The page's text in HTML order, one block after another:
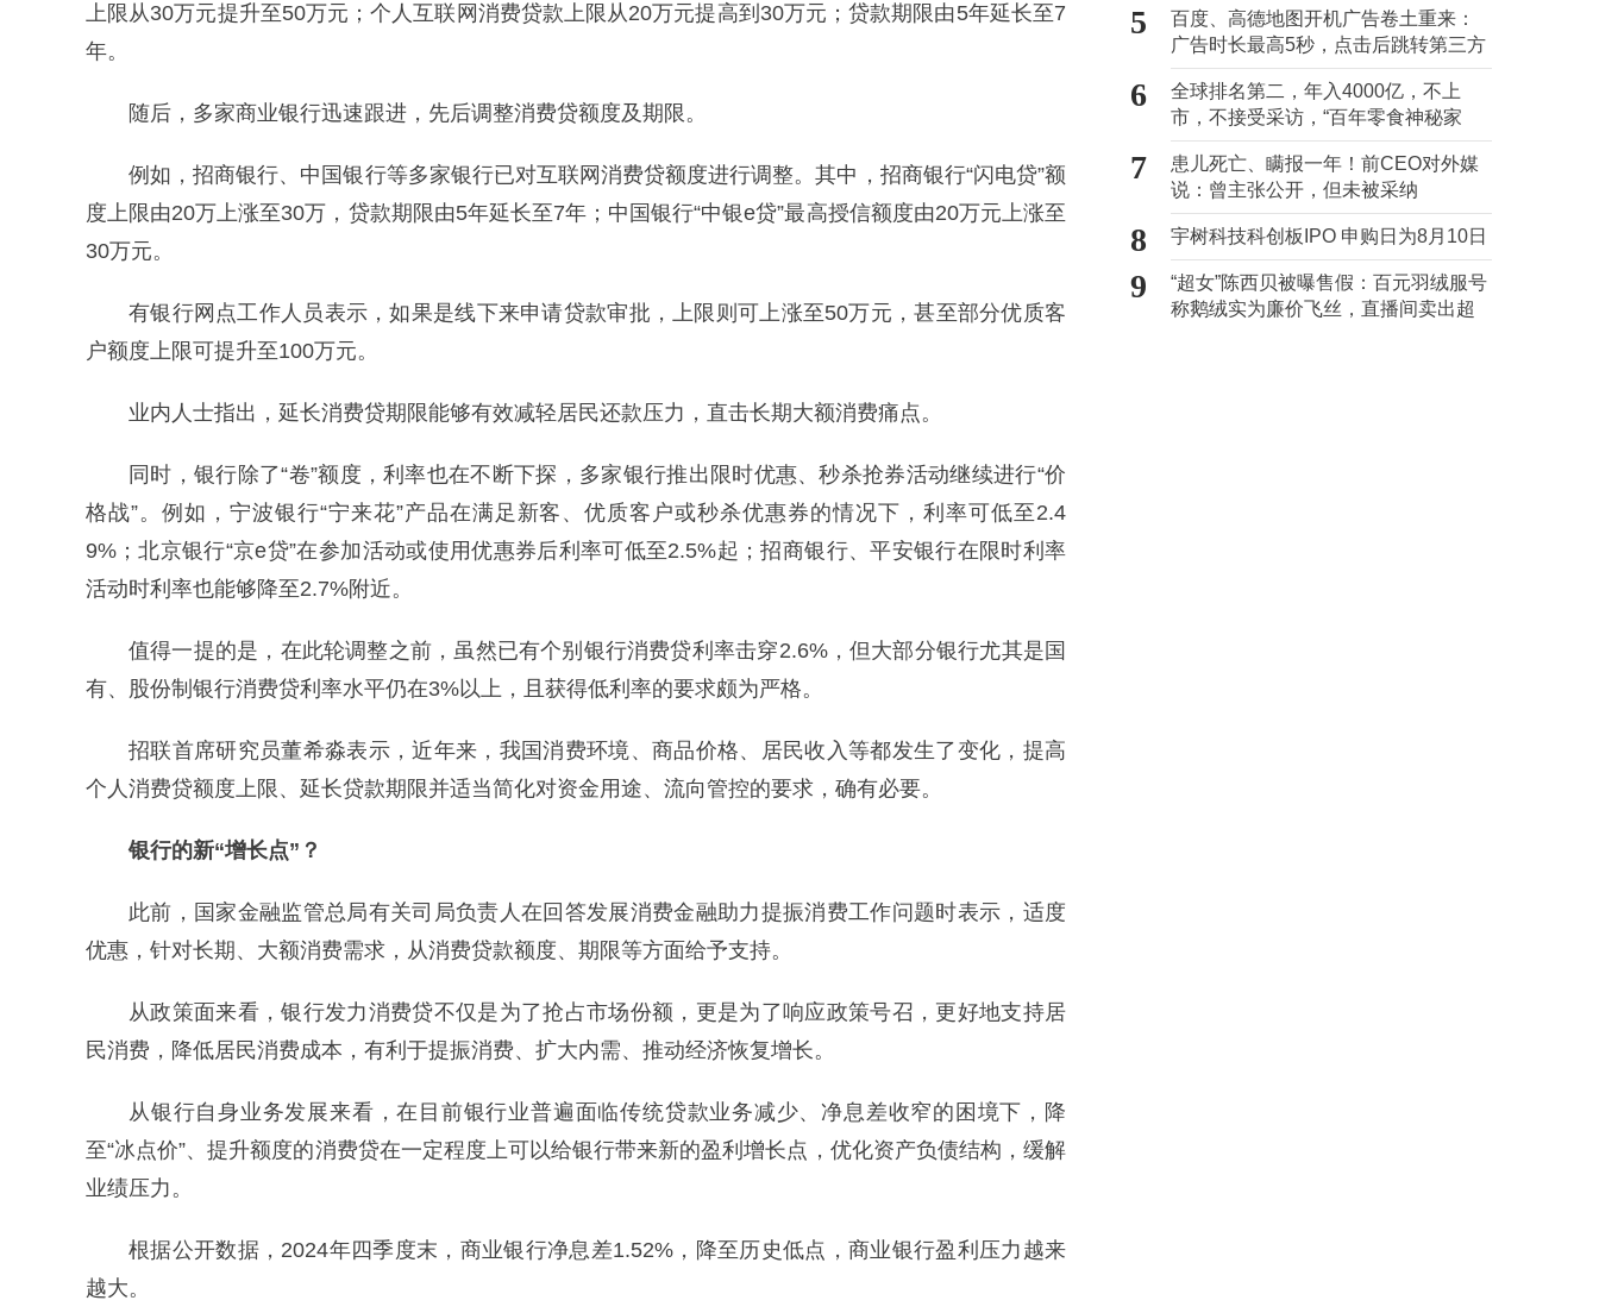
上限从30万元提升至50万元；个人互联网消费贷款上限从20万元提高到30万元；贷款期限由5年延长至7
年。
随后，多家商业银行迅速跟进，先后调整消费贷额度及期限。
例如，招商银行、中国银行等多家银行已对互联网消费贷额度进行调整。其中，招商银行“闪电贷”额
度上限由20万上涨至30万，贷款期限由5年延长至7年；中国银行“中银e贷”最高授信额度由20万元上涨至
30万元。
有银行网点工作人员表示，如果是线下来申请贷款审批，上限则可上涨至50万元，甚至部分优质客
户额度上限可提升至100万元。
业内人士指出，延长消费贷期限能够有效减轻居民还款压力，直击长期大额消费痛点。
同时，银行除了“卷”额度，利率也在不断下探，多家银行推出限时优惠、秒杀抢券活动继续进行“价
格战”。例如，宁波银行“宁来花”产品在满足新客、优质客户或秒杀优惠券的情况下，利率可低至2.4
9%；北京银行“京e贷”在参加活动或使用优惠券后利率可低至2.5%起；招商银行、平安银行在限时利率
活动时利率也能够降至2.7%附近。
值得一提的是，在此轮调整之前，虽然已有个别银行消费贷利率击穿2.6%，但大部分银行尤其是国
有、股份制银行消费贷利率水平仍在3%以上，且获得低利率的要求颇为严格。
招联首席研究员董希淼表示，近年来，我国消费环境、商品价格、居民收入等都发生了变化，提高
个人消费贷额度上限、延长贷款期限并适当简化对资金用途、流向管控的要求，确有必要。
银行的新“增长点”？
此前，国家金融监管总局有关司局负责人在回答发展消费金融助力提振消费工作问题时表示，适度
优惠，针对长期、大额消费需求，从消费贷款额度、期限等方面给予支持。
从政策面来看，银行发力消费贷不仅是为了抢占市场份额，更是为了响应政策号召，更好地支持居
民消费，降低居民消费成本，有利于提振消费、扩大内需、推动经济恢复增长。
从银行自身业务发展来看，在目前银行业普遍面临传统贷款业务减少、净息差收窄的困境下，降
至“冰点价”、提升额度的消费贷在一定程度上可以给银行带来新的盈利增长点，优化资产负债结构，缓解
业绩压力。
根据公开数据，2024年四季度末，商业银行净息差1.52%，降至历史低点，商业银行盈利压力越来
越大。
5
百度、高德地图开机广告卷土重来：
广告时长最高5秒，点击后跳转第三方
6
全球排名第二，年入4000亿，不上
市，不接受采访，“百年零食神秘家
族”浮出水面？
7
患儿死亡、瞒报一年！前CEO对外媒
说：曾主张公开，但未被采纳
8 宇树科技科创板IPO 申购日为8月10日
9
“超女”陈西贝被曝售假：百元羽绒服号
称鹅绒实为廉价飞丝，直播间卖出超